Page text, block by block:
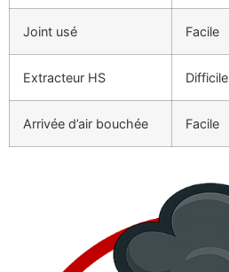
Joint usé Facile
Extracteur HS Difficile
Arrivée d’air bouchée Facile